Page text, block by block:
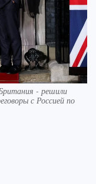
- решили
с Россией по